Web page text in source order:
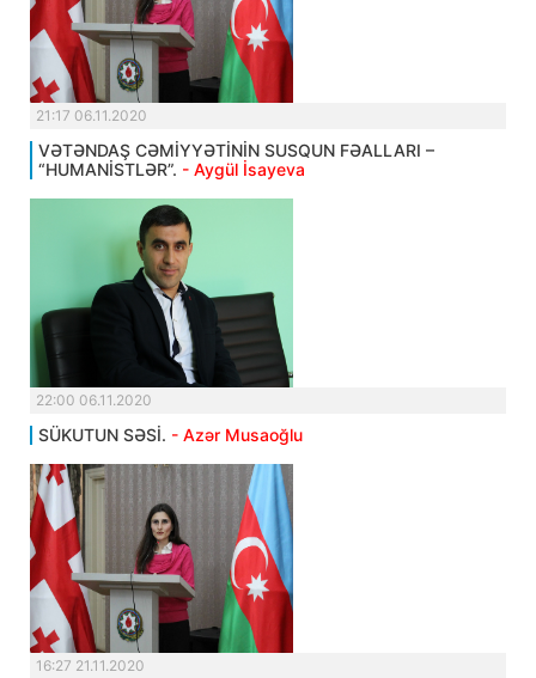
21:17 06.11.2020
VƏTƏNDAŞ CƏMİYYƏTİNİN SUSQUN FƏALLARI –
“HUMANİSTLƏR”. - Aygül İsayeva
22:00 06.11.2020
SÜKUTUN SƏSİ. - Azər Musaoğlu
16:27 21.11.2020